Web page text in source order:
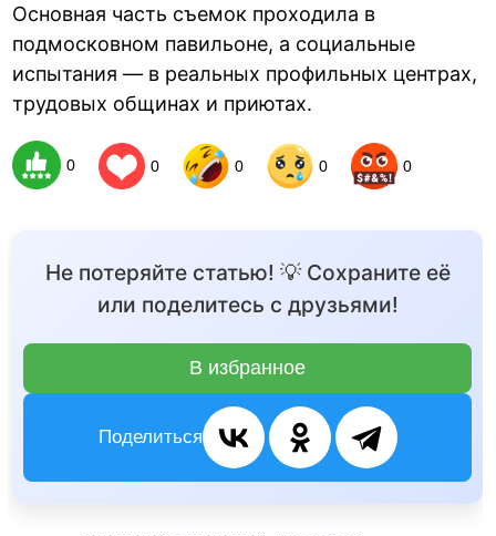
Основная часть съемок проходила в
подмосковном павильоне, а социальные
испытания — в реальных профильных центрах,
трудовых общинах и приютах.
0 0 0 0 0
Не потеряйте статью! 💡 Сохраните её
или поделитесь с друзьями!
В избранное
Поделиться